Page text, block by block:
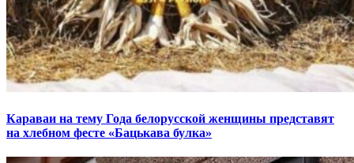
Караваи на тему Года белорусской женщины представят
на хлебном фесте «Бацькава булка»